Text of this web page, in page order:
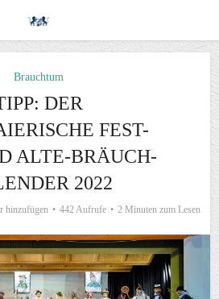
Brauchtum
DER
FEST-
ALTE-BRÄUCH-
2022
hinzufügen 442 Aufrufe 2 Minuten zum Lesen